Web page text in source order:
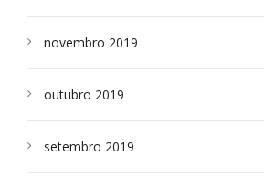
novembro 2019
outubro 2019
setembro 2019